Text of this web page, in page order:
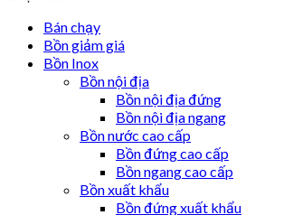
Bán chạy
Bồn giảm giá
Bồn Inox
Bồn nội địa
Bồn nội địa đứng
Bồn nội địa ngang
Bồn nước cao cấp
Bồn đứng cao cấp
Bồn ngang cao cấp
Bồn xuất khẩu
Bồn đứng xuất khẩu